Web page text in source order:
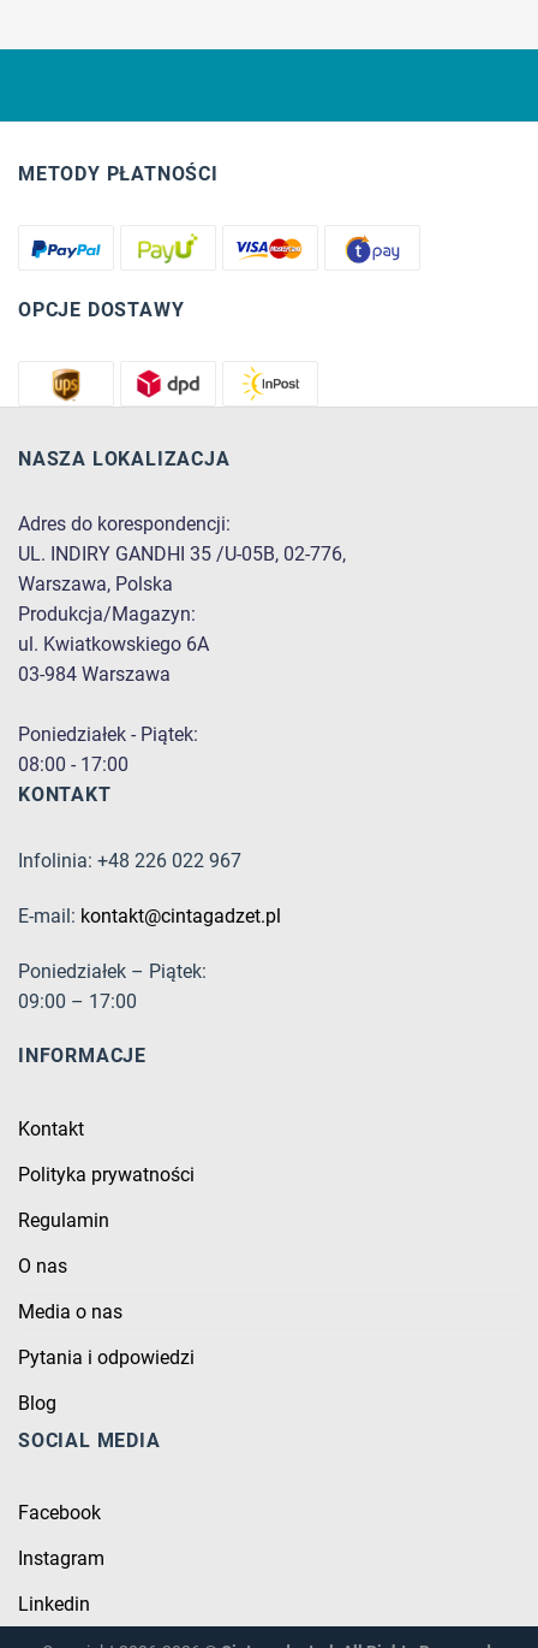
METODY PŁATNOŚCI
OPCJE DOSTAWY
NASZA LOKALIZACJA
Adres do korespondencji:
UL. INDIRY GANDHI 35 /U-05B, 02-776,
Warszawa, Polska
Produkcja/Magazyn:
ul. Kwiatkowskiego 6A
03-984 Warszawa
Poniedziałek - Piątek:
08:00 - 17:00
KONTAKT
Infolinia: +48 226 022 967
E-mail: kontakt@cintagadzet.pl
Poniedziałek – Piątek:
09:00 – 17:00
INFORMACJE
Kontakt
Polityka prywatności
Regulamin
O nas
Media o nas
Pytania i odpowiedzi
Blog
SOCIAL MEDIA
Facebook
Instagram
Linkedin